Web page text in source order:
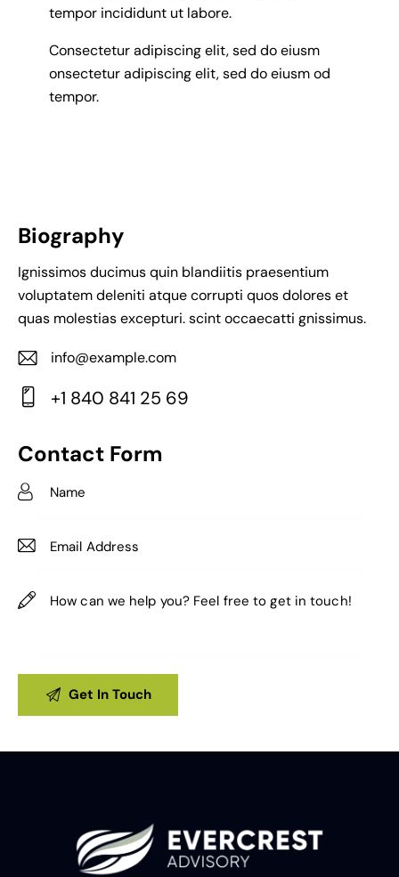
tempor incididunt ut labore.
Consectetur adipiscing elit, sed do eiusm
onsectetur adipiscing elit, sed do eiusm od
tempor.
Biography
Ignissimos ducimus quin blandiitis praesentium
voluptatem deleniti atque corrupti quos dolores et
quas molestias excepturi. scint occaecatti gnissimus.
E-
m
info@example.com
on
e:
+1 840 841 25 69
Contact Form